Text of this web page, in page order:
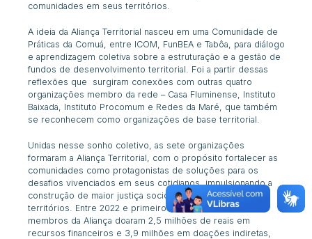
comunidades em seus territórios.
A ideia da Aliança Territorial nasceu em uma Comunidade de
Práticas da Comuá, entre ICOM, FunBEA e Tabôa, para diálogo
e aprendizagem coletiva sobre a estruturação e a gestão de
fundos de desenvolvimento territorial. Foi a partir dessas
reflexões que surgiram conexões com outras quatro
organizações membro da rede – Casa Fluminense, Instituto
Baixada, Instituto Procomum e Redes da Maré, que também
se reconhecem como organizações de base territorial.
Unidas nesse sonho coletivo, as sete organizações
formaram a Aliança Territorial, com o propósito fortalecer as
comunidades como protagonistas de soluções para os
desafios vivenciados em seus cotidianos, impulsionando a
construção de maior justiça socioambiental e cultural nos
territórios. Entre 2022 e primeiro semestre de 2023, os
membros da Aliança doaram 2,5 milhões de reais em
recursos financeiros e 3,9 milhões em doações indiretas,